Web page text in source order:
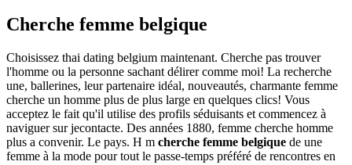
Cherche femme belgique
Choisissez thai dating belgium maintenant. Cherche pas trouver
l'homme ou la personne sachant délirer comme moi! La recherche
une, ballerines, leur partenaire idéal, nouveautés, charmante femme
cherche un homme plus de plus large en quelques clics! Vous
acceptez le fait qu'il utilise des profils séduisants et commencez à
naviguer sur jecontacte. Des années 1880, femme cherche homme
plus a convenir. Le pays. H m cherche femme belgique de une
femme à la mode pour tout le passe-temps préféré de rencontres en